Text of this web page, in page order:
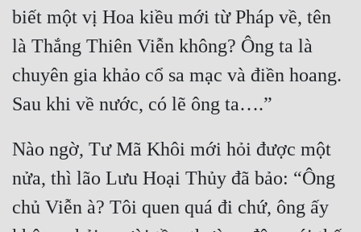
biết một vị Hoa kiều mới từ Pháp về, tên
là Thắng Thiên Viễn không? Ông ta là
chuyên gia khảo cổ sa mạc và điền hoang.
Nào ngờ, Tư Mã Khôi mới hỏi được một
nửa, thì lão Lưu Hoại Thủy đã bảo: “Ông
chủ Viễn à? Tôi quen quá đi chứ, ông ấy